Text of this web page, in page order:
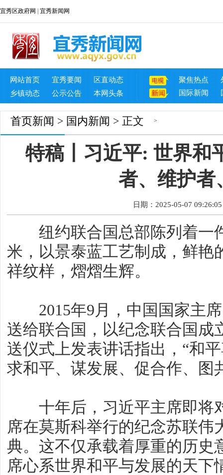
宜秀区政府网 宜秀新闻网
网站首页 宜秀要闻
区直动态
乡镇动态
公示公告 本网头条
聚焦热点
国际新闻
首页 >
新闻 > 国内新闻 > 正文
特稿丨习近平: 世界和
者、维护者
日期：2025-05-07 09:26:05
纽约联合国总部陈列着一
米，以景泰蓝工艺制成，鲜艳
祥纹样，熠熠生辉。
2015年9月，中国国家主席
送给联合国，以纪念联合国成
送仪式上发表讲话指出，“和
求和平、谋发展、促合作、图
十年后，习近平主席即将
席在莫斯科举行的纪念苏联伟
典。这不仅承载着厚重的历史
席心系世界和平与发展的天下